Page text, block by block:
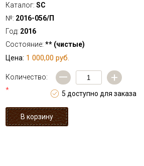
Каталог: SC
№: 2016-056/П
Год: 2016
Состояние: ** (чистые)
Цена: 1 000,00 руб.
Количество:
*
— +
5 доступно для заказа